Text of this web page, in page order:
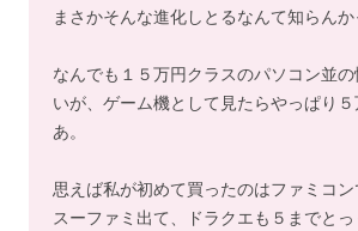
まさかそんな進化しとるなんて知らんか
なんでも１５万円クラスのパソコン並
いが、ゲーム機として見たらやっぱり
あ。
思えば私が初めて買ったのはファミコ
スーファミ出て、ドラクエも５までと